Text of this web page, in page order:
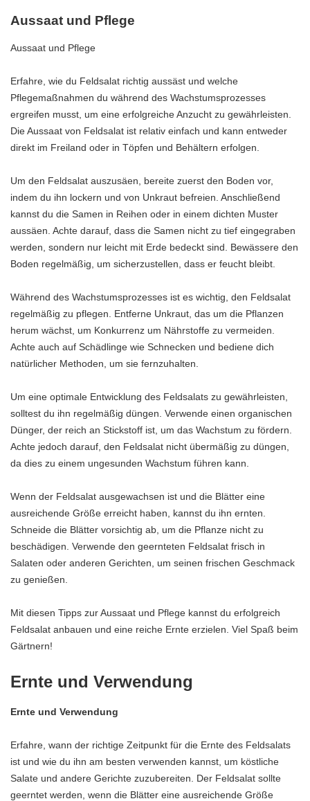
Aussaat und Pflege
Aussaat und Pflege
Erfahre, wie du Feldsalat richtig aussäst und welche
Pflegemaßnahmen du während des Wachstumsprozesses
ergreifen musst, um eine erfolgreiche Anzucht zu gewährleisten.
Die Aussaat von Feldsalat ist relativ einfach und kann entweder
direkt im Freiland oder in Töpfen und Behältern erfolgen.
Um den Feldsalat auszusäen, bereite zuerst den Boden vor,
indem du ihn lockern und von Unkraut befreien. Anschließend
kannst du die Samen in Reihen oder in einem dichten Muster
aussäen. Achte darauf, dass die Samen nicht zu tief eingegraben
werden, sondern nur leicht mit Erde bedeckt sind. Bewässere den
Boden regelmäßig, um sicherzustellen, dass er feucht bleibt.
Während des Wachstumsprozesses ist es wichtig, den Feldsalat
regelmäßig zu pflegen. Entferne Unkraut, das um die Pflanzen
herum wächst, um Konkurrenz um Nährstoffe zu vermeiden.
Achte auch auf Schädlinge wie Schnecken und bediene dich
natürlicher Methoden, um sie fernzuhalten.
Um eine optimale Entwicklung des Feldsalats zu gewährleisten,
solltest du ihn regelmäßig düngen. Verwende einen organischen
Dünger, der reich an Stickstoff ist, um das Wachstum zu fördern.
Achte jedoch darauf, den Feldsalat nicht übermäßig zu düngen,
da dies zu einem ungesunden Wachstum führen kann.
Wenn der Feldsalat ausgewachsen ist und die Blätter eine
ausreichende Größe erreicht haben, kannst du ihn ernten.
Schneide die Blätter vorsichtig ab, um die Pflanze nicht zu
beschädigen. Verwende den geernteten Feldsalat frisch in
Salaten oder anderen Gerichten, um seinen frischen Geschmack
zu genießen.
Mit diesen Tipps zur Aussaat und Pflege kannst du erfolgreich
Feldsalat anbauen und eine reiche Ernte erzielen. Viel Spaß beim
Gärtnern!
Ernte und Verwendung
Ernte und Verwendung
Erfahre, wann der richtige Zeitpunkt für die Ernte des Feldsalats
ist und wie du ihn am besten verwenden kannst, um köstliche
Salate und andere Gerichte zuzubereiten. Der Feldsalat sollte
geerntet werden, wenn die Blätter eine ausreichende Größe